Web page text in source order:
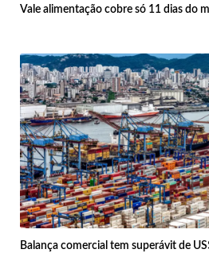
Vale alimentação cobre só 11 dias do
Balança comercial tem superávit de